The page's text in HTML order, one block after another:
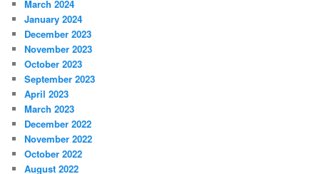
March 2024
January 2024
December 2023
November 2023
October 2023
September 2023
April 2023
March 2023
December 2022
November 2022
October 2022
August 2022